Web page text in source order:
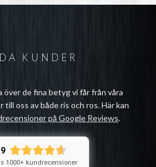
KUNDER
över de fina betyg vi får från våra
till oss av både ris och ros. Här kan
på Google Reviews.
1000+ kundrecensioner